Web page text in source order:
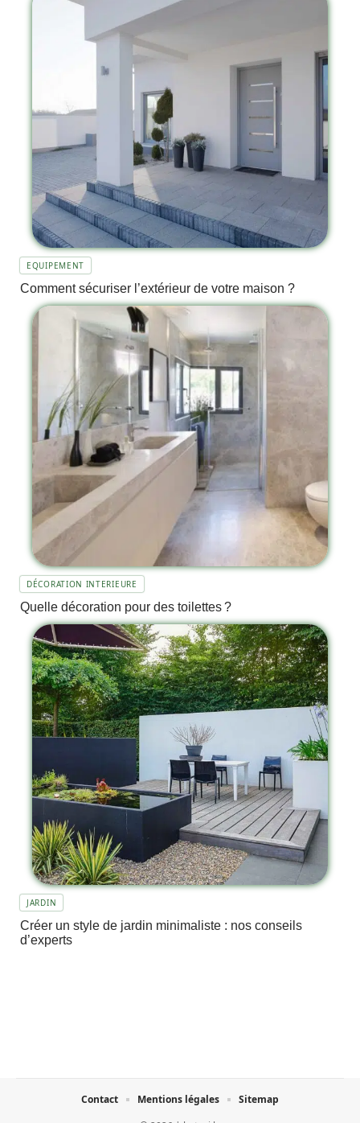
EQUIPEMENT
Comment sécuriser l’extérieur de votre maison ?
DÉCORATION INTERIEURE
Quelle décoration pour des toilettes ?
JARDIN
Créer un style de jardin minimaliste : nos conseils
d’experts
Contact Mentions légales Sitemap